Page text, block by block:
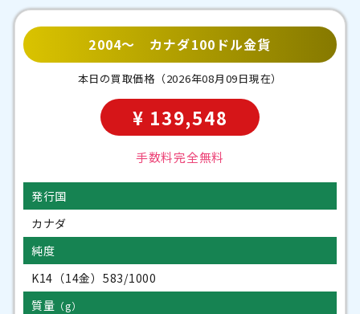
2004～ カナダ100ドル金貨
本日の買取価格 （2026年08月09日現在）
¥ 139,548
手数料完全無料
発行国
カナダ
純度
K14（14金）583/1000
質量 （g）